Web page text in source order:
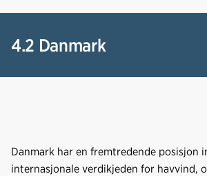
4.2 Danmark
Danmark har en fremtredende posisjon
internasjonale verdikjeden for havvind,